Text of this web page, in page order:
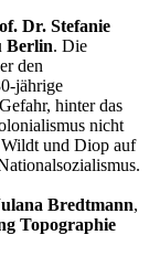
Dr. Stefanie
Berlin. Die
den
jährige
hinter das
nicht
und Diop auf
Bredtmann,
Topographie